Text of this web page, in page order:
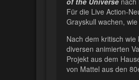
Für die Live Action-
Grayskull wachen,
Nach dem kritisch
diversen animierten
Projekt aus dem
von Mattel aus den